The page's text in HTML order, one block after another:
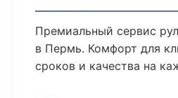
Премиальный сервис
в Пермь. Комфорт для
сроков и качества на